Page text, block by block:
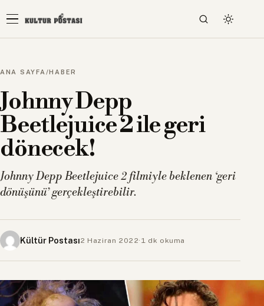
ANA SAYFA /HABER
Johnny Depp
Beetlejuice 2 ile geri
dönecek!
Johnny Depp Beetlejuice 2 filmiyle beklenen ‘geri
dönüşünü’ gerçekleştirebilir.
Kültür Postası2 Haziran 2022· 1 dk okuma